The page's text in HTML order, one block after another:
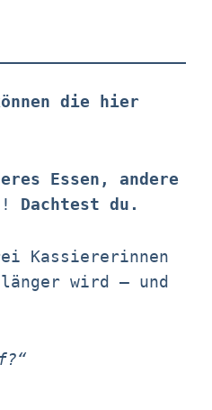
die hier
Essen, andere
Dachtest du.
Kassiererinnen
wird – und